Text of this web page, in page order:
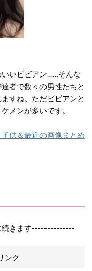
いビビアン……そんな
者で数々の男性たちと
すね。ただビビアンと
メンが多いです。
供＆最近の画像まとめ
続きます--------------
ンク